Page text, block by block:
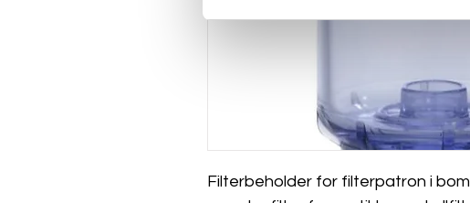
Filterbeholder for filterpatron i